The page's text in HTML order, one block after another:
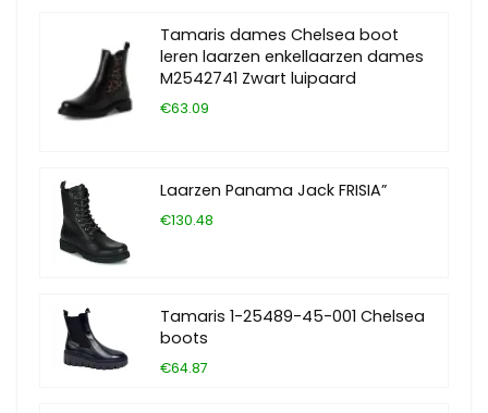
Tamaris dames Chelsea boot
leren laarzen enkellaarzen dames
M2542741 Zwart luipaard
€63.09
Laarzen Panama Jack FRISIA”
€130.48
Tamaris 1-25489-45-001 Chelsea
boots
€64.87